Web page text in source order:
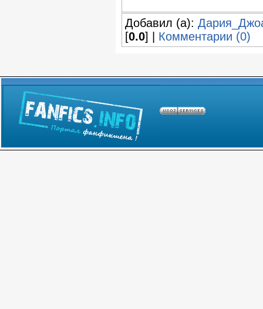
Добавил (а):
[0.0] | Комментарии (0)